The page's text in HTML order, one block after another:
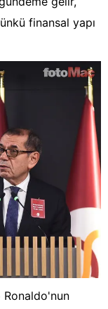
finansal yapı